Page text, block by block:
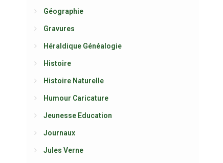
Géographie
Gravures
Héraldique Généalogie
Histoire
Histoire Naturelle
Humour Caricature
Jeunesse Education
Journaux
Jules Verne